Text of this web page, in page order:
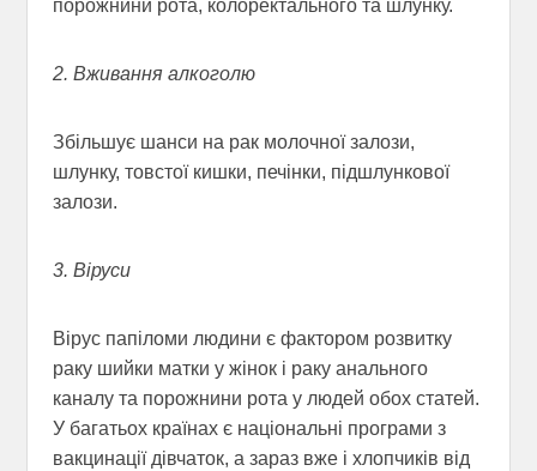
порожнини рота, колоректального та шлунку.
2. Вживання алкоголю
Збільшує шанси на рак молочної залози,
шлунку, товстої кишки, печінки, підшлункової
залози.
3. Віруси
Вірус папіломи людини є фактором розвитку
раку шийки матки у жінок і раку анального
каналу та порожнини рота у людей обох статей.
У багатьох країнах є національні програми з
вакцинації дівчаток, а зараз вже і хлопчиків від